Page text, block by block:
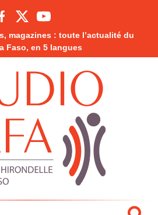
magazines : toute l’actualité du
Faso, en 5 langues